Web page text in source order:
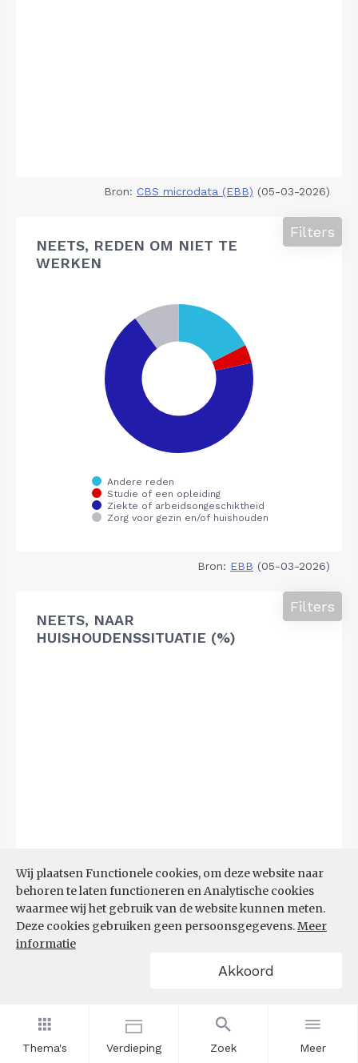
Thema's Verdieping Zoek Meer
Wij plaatsen Functionele cookies, om deze website naar
behoren te laten functioneren en Analytische cookies
waarmee wij het gebruik van de website kunnen meten.
Deze cookies gebruiken geen persoonsgegevens.Meer
informatie
Akkoord
Bron: CBS microdata (EBB) (05-03-2026)
NEETS, REDEN OM NIET TE
WERKEN
Filters
Bron: EBB (05-03-2026)
NEETS, NAAR
HUISHOUDENSSITUATIE (%)
Filters